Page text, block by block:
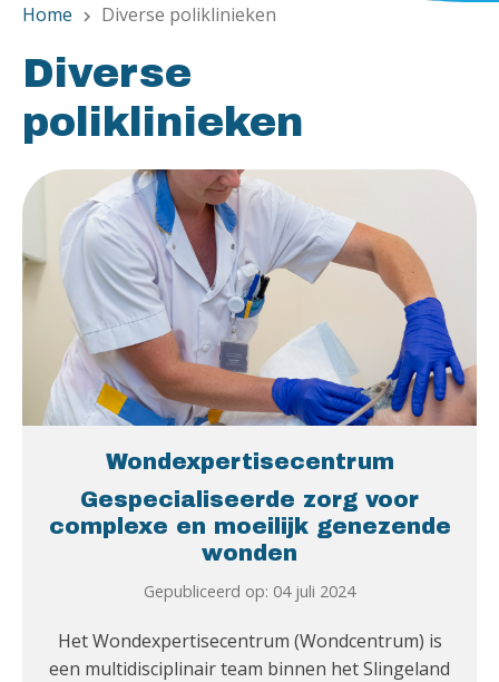
Home chevron_right Diverse poliklinieken
Diverse
poliklinieken
Wondexpertisecentrum
Gespecialiseerde zorg voor
complexe en moeilijk genezende
wonden
Gepubliceerd op: 04 juli 2024
Het Wondexpertisecentrum (Wondcentrum) is
een multidisciplinair team binnen het Slingeland